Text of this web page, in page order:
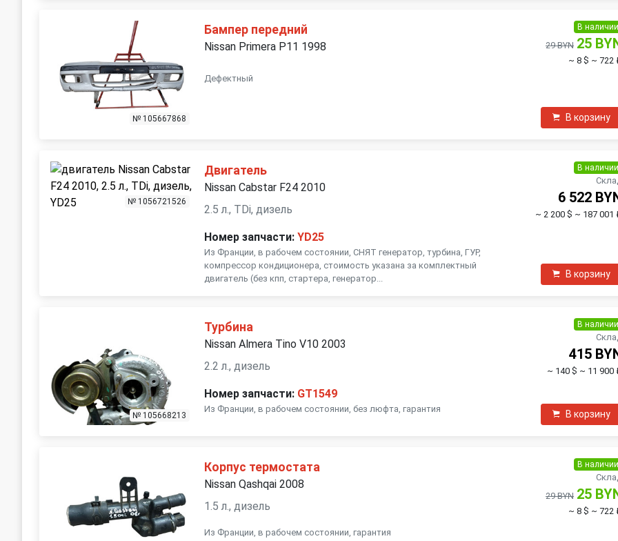
№ 105667868
Бампер передний
Nissan Primera P11 1998
Дефектный
В наличии
29 BYN 25
~ 8 $ ~ 722
В корзину
№ 1056721526
Двигатель
Nissan Cabstar F24 2010
2.5 л., TDi, дизель
Номер запчасти: YD25
Из Франции, в рабочем состоянии, СНЯТ генератор, турбина, ГУР,
компрессор кондиционера, стоимость указана за комплектный
двигатель (без кпп, стартера, генератор...
В наличии
6 522
~ 2 200 $ ~ 187 001
В корзину
№ 105668213
Турбина
Nissan Almera Tino V10 2003
2.2 л., дизель
Номер запчасти: GT1549
Из Франции, в рабочем состоянии, без люфта, гарантия
В наличии
415
~ 140 $ ~ 11 900
В корзину
Корпус термостата
Nissan Qashqai 2008
1.5 л., дизель
Из Франции, в рабочем состоянии, гарантия
В наличии
29 BYN 25
~ 8 $ ~ 722